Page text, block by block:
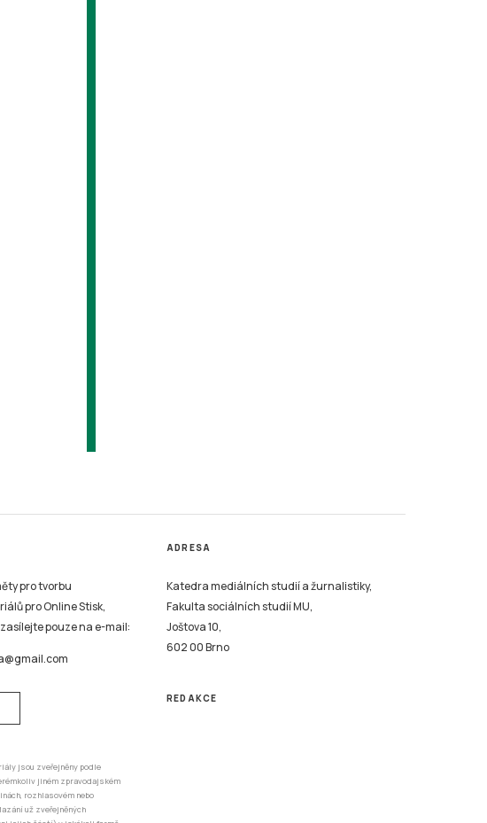
pro tvorbu
pro Online Stisk,
pouze na e-mail:
jsou zveřejněny podle
jiném zpravodajském
rozhlasovém nebo
už zveřejněných
ADRESA
Katedra mediálních studií a žurnalistiky,
Fakulta sociálních studií MU,
Joštova 10,
602 00 Brno
REDAKCE